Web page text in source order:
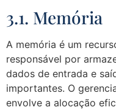
3.1. Memória
A memória é um
responsável por
dados de entrada e
importantes. O
envolve a alocação